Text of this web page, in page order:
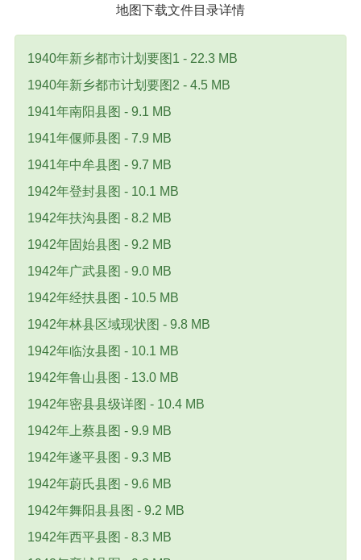
地图下载文件目录详情
1940年新乡都市计划要图1 - 22.3 MB
1940年新乡都市计划要图2 - 4.5 MB
1941年南阳县图 - 9.1 MB
1941年偃师县图 - 7.9 MB
1941年中牟县图 - 9.7 MB
1942年登封县图 - 10.1 MB
1942年扶沟县图 - 8.2 MB
1942年固始县图 - 9.2 MB
1942年广武县图 - 9.0 MB
1942年经扶县图 - 10.5 MB
1942年林县区域现状图 - 9.8 MB
1942年临汝县图 - 10.1 MB
1942年鲁山县图 - 13.0 MB
1942年密县县级详图 - 10.4 MB
1942年上蔡县图 - 9.9 MB
1942年遂平县图 - 9.3 MB
1942年蔚氏县图 - 9.6 MB
1942年舞阳县县图 - 9.2 MB
1942年西平县图 - 8.3 MB